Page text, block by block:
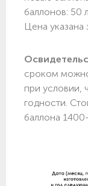
баллонов: 50
Цена указана
сроком
при условии,
годности.
баллона